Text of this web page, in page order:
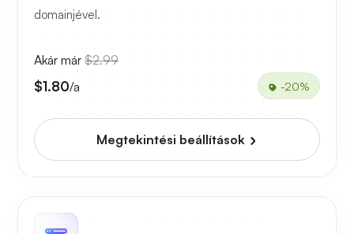
domainjével.
Akár már $2.99
$1.80/a -20%
Megtekintési beállítások